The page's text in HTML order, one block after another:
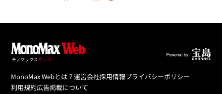
MonoMax Webとは？運営会社採用情報プライバシーポリシー
利用規約広告掲載について